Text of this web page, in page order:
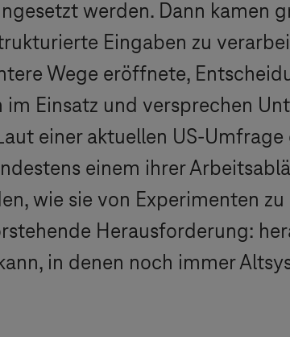
werden. Dann kamen
Eingaben zu
Wege eröffnete,
Einsatz und versprechen
einer aktuellen US-
einem ihrer
wie sie von Experimenten
Herausforderung:
in denen noch immer